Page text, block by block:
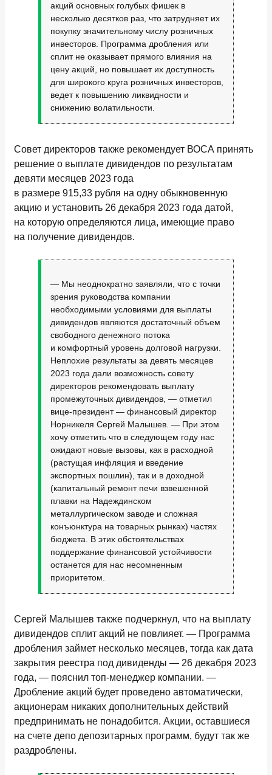
акций основных голубых фишек в
несколько десятков раз, что затрудняет их
покупку значительному числу розничных
инвесторов. Программа дробления или
сплит не оказывает прямого влияния на
цену акций, но повышает их доступность
для широкого круга розничных инвесторов,
ведет к повышению ликвидности и
снижению волатильности.
Совет директоров также рекомендует ВОСА принять
решение о выплате дивидендов по результатам
девяти месяцев 2023 года
в размере 915,33 рубля на одну обыкновенную
акцию и установить 26 декабря 2023 года датой,
на которую определяются лица, имеющие право
на получение дивидендов.
— Мы неоднократно заявляли, что с точки
зрения руководства компании
необходимыми условиями для выплаты
дивидендов являются достаточный объем
свободного денежного потока
и комфортный уровень долговой нагрузки.
Неплохие результаты за девять месяцев
2023 года дали возможность совету
директоров рекомендовать выплату
промежуточных дивидендов, — отметил
вице-президент — финансовый директор
Норникеля Сергей Малышев. — При этом
хочу отметить что в следующем году нас
ожидают новые вызовы, как в расходной
(растущая инфляция и введение
экспортных пошлин), так и в доходной
(капитальный ремонт печи взвешенной
плавки на Надеждинском
металлургическом заводе и сложная
конъюнктура на товарных рынках) частях
бюджета. В этих обстоятельствах
поддержание финансовой устойчивости
останется для нас несомненным
приоритетом.
Сергей Малышев также подчеркнул, что на выплату
дивидендов сплит акций не повлияет. — Программа
дробления займет несколько месяцев, тогда как дата
закрытия реестра под дивиденды — 26 декабря 2023
года, — пояснил топ-менеджер компании. —
Дробление акций будет проведено автоматически,
акционерам никаких дополнительных действий
предпринимать не понадобится. Акции, оставшиеся
на счете депо депозитарных программ, будут так же
раздроблены.